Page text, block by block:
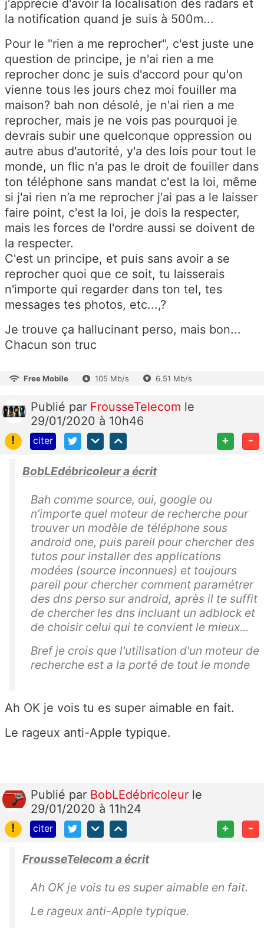
j'apprécie d'avoir la localisation des radars et
la notification quand je suis à 500m...
Pour le "rien a me reprocher", c'est juste une
question de principe, je n'ai rien a me
reprocher donc je suis d'accord pour qu'on
vienne tous les jours chez moi fouiller ma
maison? bah non désolé, je n'ai rien a me
reprocher, mais je ne vois pas pourquoi je
devrais subir une quelconque oppression ou
autre abus d'autorité, y'a des lois pour tout le
monde, un flic n'a pas le droit de fouiller dans
ton téléphone sans mandat c'est la loi, même
si j'ai rien n’a me reprocher j'ai pas a le laisser
faire point, c'est la loi, je dois la respecter,
mais les forces de l'ordre aussi se doivent de
la respecter.
C'est un principe, et puis sans avoir a se
reprocher quoi que ce soit, tu laisserais
n'importe qui regarder dans ton tel, tes
messages tes photos, etc...,?
Je trouve ça hallucinant perso, mais bon...
Chacun son truc
Free Mobile 105 Mb/s 6.51 Mb/s
Publié par FrousseTelecom le
29/01/2020 à 10h46
!
citer + -
BobLEdébricoleur a écrit
Bah comme source, oui, google ou
n’importe quel moteur de recherche pour
trouver un modèle de téléphone sous
android one, puis pareil pour chercher des
tutos pour installer des applications
modées (source inconnues) et toujours
pareil pour chercher comment paramétrer
des dns perso sur android, après il te suffit
de chercher les dns incluant un adblock et
de choisir celui qui te convient le mieux...
Bref je crois que l'utilisation d'un moteur de
recherche est a la porté de tout le monde
Ah OK je vois tu es super aimable en fait.
Le rageux anti-Apple typique.
Publié par BobLEdébricoleur le
29/01/2020 à 11h24
!
citer + -
FrousseTelecom a écrit
Ah OK je vois tu es super aimable en fait.
Le rageux anti-Apple typique.